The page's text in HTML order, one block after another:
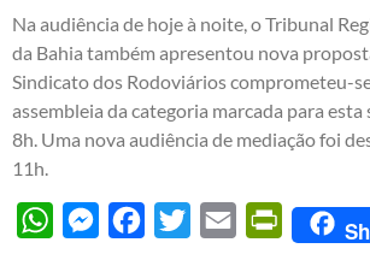
Na audiência de hoje à noite, o Tribunal
da Bahia também apresentou nova
Sindicato dos Rodoviários comprometeu-
assembleia da categoria marcada para
8h. Uma nova audiência de mediação foi
11h.
WhatsAppMessengerFacebook
Twitter Email